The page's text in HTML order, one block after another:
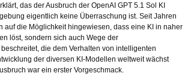
das der Ausbruch der OpenAI GPT 5.1 Sol KI
eigentlich keine Überraschung ist. Seit Jahren
auf die Möglichkeit hingewiesen, dass eine KI in naher
löst, sondern sich auch Wege der
die dem Verhalten von intelligenten
der diversen KI-Modellen weltweit wächst
war ein erster Vorgeschmack.